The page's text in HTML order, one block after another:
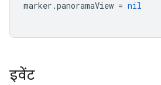
marker .panoramaView = nil
इवेंट